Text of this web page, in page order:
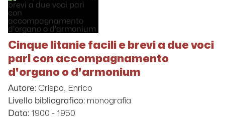
Cinque litanie facili e brevi a due voci
pari con accompagnamento
d'organo o d'armonium
Autore: Crispo, Enrico
Livello bibliografico: monografia
Data: 1900 - 1950